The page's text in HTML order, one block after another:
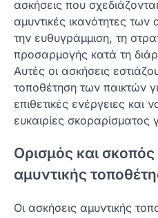
ασκήσεις που
αμυντικές ικανότητες
την ευθυγράμμιση, τη
προσαρμογής κατά τη
Αυτές οι ασκήσεις
τοποθέτηση των παικτών
επιθετικές ενέργειες και
ευκαιρίες σκοραρίσματος
Ορισμός και
αμυντικής
Οι ασκήσεις αμυντικής